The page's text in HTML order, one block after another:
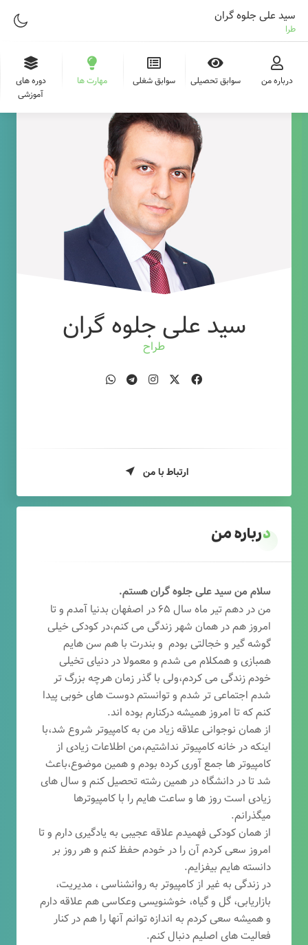
سید علی جلوه گران
طراح وب
درباره من سوابق تحصیلی سوابق شغلی مهارت ها
دوره های
آموزشی
سید علی جلوه گران
طراح وب
ارتباط با من
درباره من
سلام من سید علی جلوه گران هستم.
من در دهم تیر ماه سال ۶۵ در اصفهان بدنیا آمدم و تا
امروز هم در همان شهر زندگی می کنم،در کودکی خیلی
گوشه گیر و خجالتی بودم و بندرت با هم سن هایم
همبازی و همکلام می شدم و معمولا در دنیای تخیلی
خودم زندگی می کردم،ولی با گذر زمان هرچه بزرگ تر
شدم اجتماعی تر شدم و توانستم دوست های خوبی پیدا
کنم که تا امروز همیشه درکنارم بوده اند.
از همان نوجوانی علاقه زیاد من به کامپیوتر شروع شد،با
اینکه در خانه کامپیوتر نداشتیم،من اطلاعات زیادی از
کامپیوتر ها جمع آوری کرده بودم و همین موضوع،باعث
شد تا در دانشگاه در همین رشته تحصیل کنم و سال های
زیادی است روز ها و ساعت هایم را با کامپیوترها
میگذرانم.
از همان کودکی فهمیدم علاقه عجیبی به یادگیری دارم و تا
امروز سعی کردم آن را در خودم حفظ کنم و هر روز بر
دانسته هایم بیفزایم.
در زندگی به غیر از کامپیوتر به روانشناسی ، مدیریت،
بازاریابی، گل و گیاه، خوشنویسی وعکاسی هم علاقه دارم
و همیشه سعی کردم به اندازه توانم آنها را هم در کنار
فعالیت های اصلیم دنبال کنم.